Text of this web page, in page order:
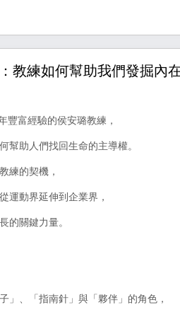
教練如何幫助我們發掘內
豐富經驗的侯安璐教練，
幫助人們找回生命的主導權。
練的契機，
運動界延伸到企業界，
的關鍵力量。
」、「指南針」與「夥伴」的角色，